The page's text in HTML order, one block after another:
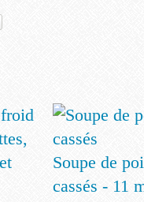
Soupe de
cassés - 11